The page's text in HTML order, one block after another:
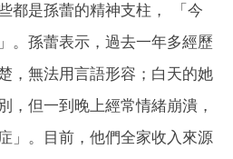
都是孫蕾的精神支柱， 「今
。孫蕾表示，過去一年多經歷
，無法用言語形容；白天的她
，但一到晚上經常情緒崩潰，
」。目前，他們全家收入來源